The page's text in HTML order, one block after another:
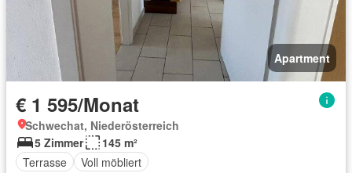
Apartment
€ 1 595/Monat
Schwechat, Niederösterreich
5 Zimmer
145 m²
Terrasse
Voll möbliert